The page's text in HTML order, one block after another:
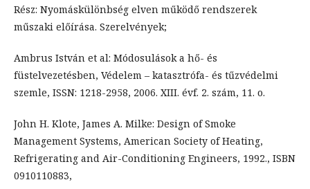
Rész: Nyomáskülönbség elven működő rendszerek
műszaki előírása. Szerelvények;
Ambrus István et al: Módosulások a hő- és
füstelvezetésben, Védelem – katasztrófa- és tűzvédelmi
szemle, ISSN: 1218-2958, 2006. XIII. évf. 2. szám, 11. o.
John H. Klote, James A. Milke: Design of Smoke
Management Systems, American Society of Heating,
Refrigerating and Air-Conditioning Engineers, 1992., ISBN
0910110883,